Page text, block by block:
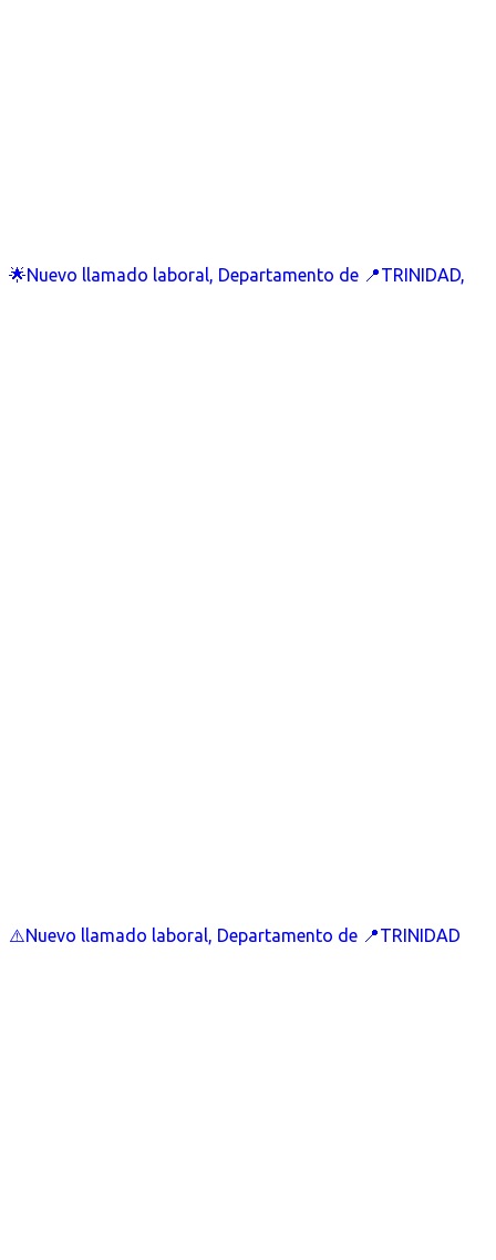
🌟Nuevo llamado laboral, Departamento de 📍TRINIDAD,
⚠️Nuevo llamado laboral, Departamento de 📍TRINIDAD